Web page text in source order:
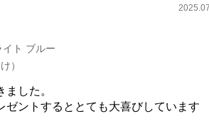
イト ブルー
）
した。
ゼントするととても大喜びしています